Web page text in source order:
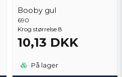
Booby gul
690
Krog størrelse 8
10,13 DKK
På lager